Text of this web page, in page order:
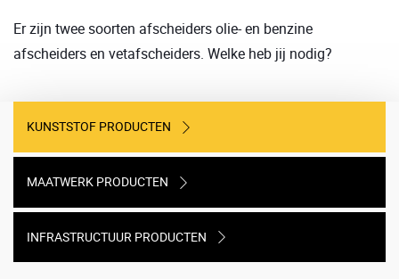
Er zijn twee soorten afscheiders olie- en benzine
afscheiders en vetafscheiders. Welke heb jij nodig?
KUNSTSTOF PRODUCTEN
MAATWERK PRODUCTEN
INFRASTRUCTUUR PRODUCTEN